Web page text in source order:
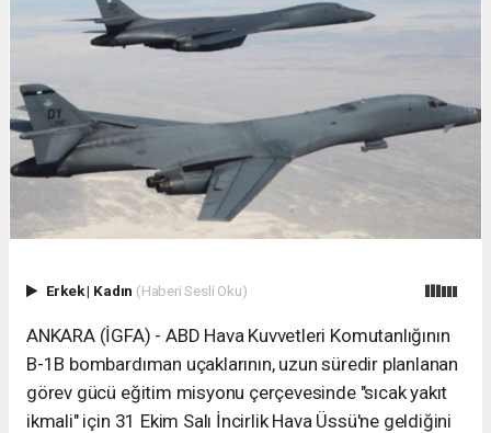
Erkek| Kadın (Haberi Sesli Oku)
ANKARA (İGFA) - ABD Hava Kuvvetleri Komutanlığının
B-1B bombardıman uçaklarının, uzun süredir planlanan
görev gücü eğitim misyonu çerçevesinde "sıcak yakıt
ikmali" için 31 Ekim Salı İncirlik Hava Üssü'ne geldiğini